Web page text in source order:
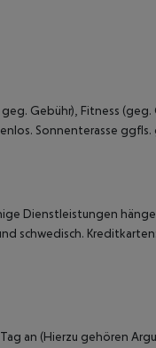
Gebühr), Fitness (geg.
Sonnenterasse ggfls.
Dienstleistungen
schwedisch.
an (Hierzu gehören